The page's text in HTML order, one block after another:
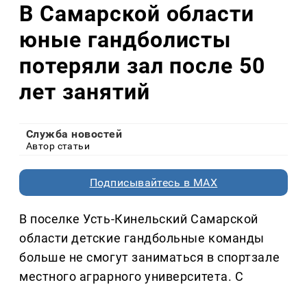
В Самарской области
юные гандболисты
потеряли зал после 50
лет занятий
Служба новостей
Автор статьи
Подписывайтесь в MAX
В поселке Усть-Кинельский Самарской
области детские гандбольные команды
больше не смогут заниматься в спортзале
местного аграрного университета. С